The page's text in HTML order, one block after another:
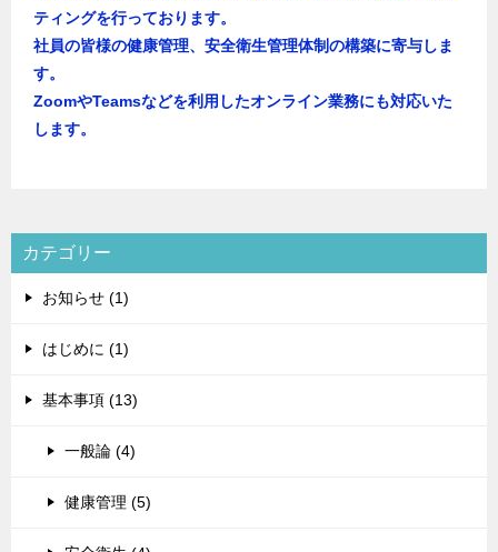
ティングを行っております。
社員の皆様の健康管理、安全衛生管理体制の構築に寄与しま
す。
ZoomやTeamsなどを利用したオンライン業務にも対応いた
します。
カテゴリー
お知らせ (1)
はじめに (1)
基本事項 (13)
一般論 (4)
健康管理 (5)